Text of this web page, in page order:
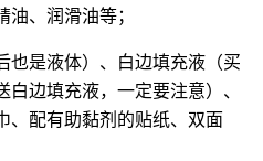
、润滑油等；
也是液体）、白边填充液（买
边填充液，一定要注意）、
、配有助黏剂的贴纸、双面